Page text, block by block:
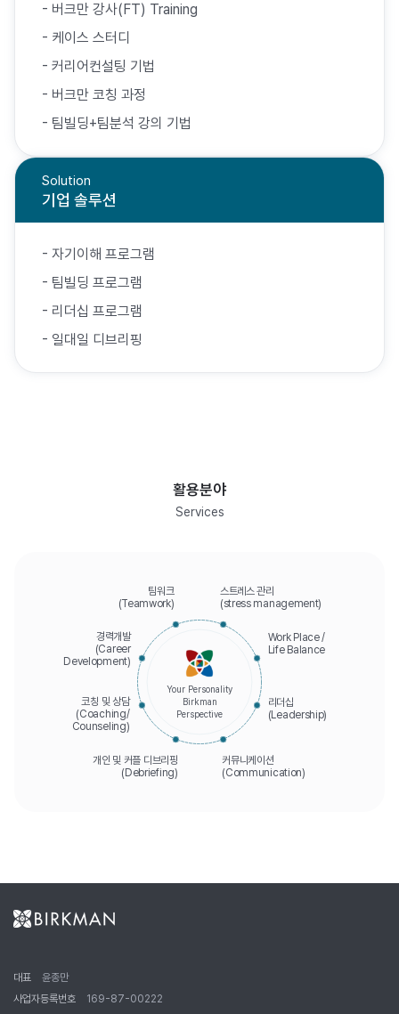
- 버크만 강사(FT) Training
- 케이스 스터디
- 커리어컨설팅 기법
- 버크만 코칭 과정
- 팀빌딩+팀분석 강의 기법
Solution
기업 솔루션
- 자기이해 프로그램
- 팀빌딩 프로그램
- 리더십 프로그램
- 일대일 디브리핑
활용분야
Services
Your Personality
Birkman
Perspective
팀워크
(Teamwork)
경력개발
(Career
Development)
코칭 및 상담
(Coaching/
Counseling)
개인 및 커플 디브리핑
(Debriefing)
커뮤니케이션
(Communication)
리더십
(Leadership)
Work Place /
Life Balance
스트레스 관리
(stress management)
대표
윤종만
사업자등록번호
169-87-00222